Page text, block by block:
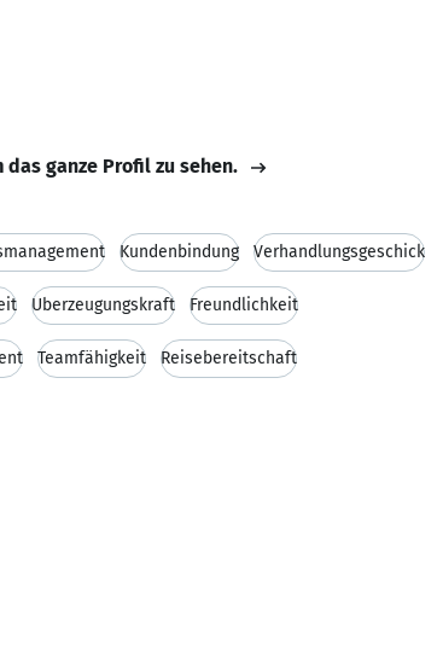
das ganze Profil zu sehen.
Kundenbindung Verhandlungsgeschick
Überzeugungskraft Freundlichkeit
Teamfähigkeit Reisebereitschaft